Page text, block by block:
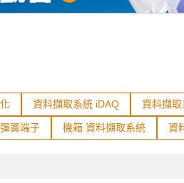
資料擷取系統 iDAQ 資料擷
簧端子 機箱 資料擷取系統 資